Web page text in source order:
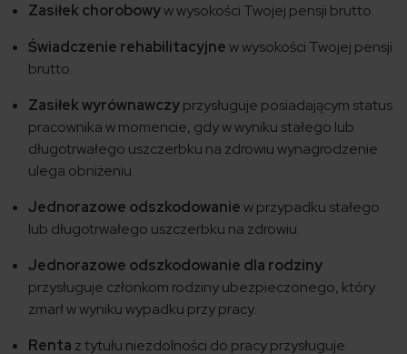
Zasiłek chorobowyw wysokości Twojej pensji brutto.
Świadczenie rehabilitacyjnew wysokości Twojej pensji
brutto.
Zasiłek wyrównawczyprzysługuje posiadającym status
pracownika w momencie, gdy w wyniku stałego lub
długotrwałego uszczerbku na zdrowiu wynagrodzenie
ulega obniżeniu.
Jednorazowe odszkodowaniew przypadku stałego
lub długotrwałego uszczerbku na zdrowiu.
Jednorazowe odszkodowanie dla rodziny
przysługuje członkom rodziny ubezpieczonego, który
zmarł w wyniku wypadku przy pracy.
Renta z tytułu niezdolności do pracy przysługuje